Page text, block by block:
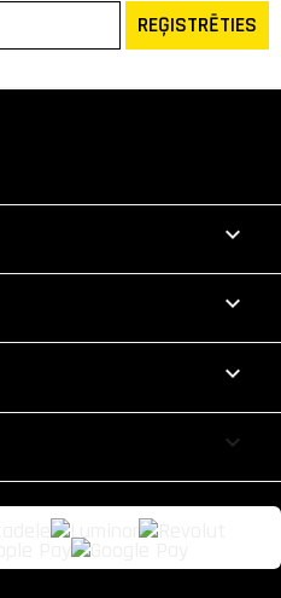
REĢISTRĒTIES



keyboard_arrow_down